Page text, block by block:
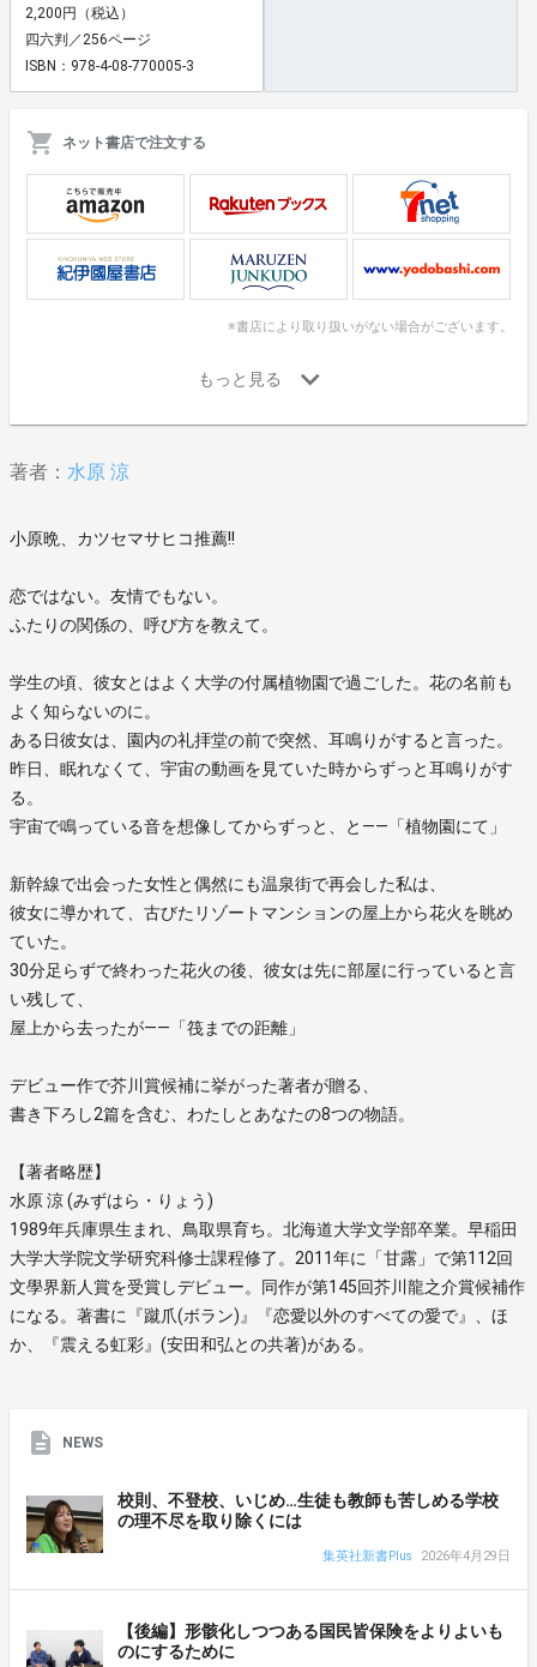
2,200円（税込）
四六判／256ページ
ISBN：978-4-08-770005-3
ネット書店で注文する
※書店により取り扱いがない場合がございます。
著者： 水原 涼
小原晩、カツセマサヒコ推薦!!
恋ではない。友情でもない。
ふたりの関係の、呼び方を教えて。
学生の頃、彼女とはよく大学の付属植物園で過ごした。花の名前も
よく知らないのに。
ある日彼女は、園内の礼拝堂の前で突然、耳鳴りがすると言った。
昨日、眠れなくて、宇宙の動画を見ていた時からずっと耳鳴りがす
る。
宇宙で鳴っている音を想像してからずっと、と――「植物園にて」
新幹線で出会った女性と偶然にも温泉街で再会した私は、
彼女に導かれて、古びたリゾートマンションの屋上から花火を眺め
ていた。
30分足らずで終わった花火の後、彼女は先に部屋に行っていると言
い残して、
屋上から去ったが――「筏までの距離」
デビュー作で芥川賞候補に挙がった著者が贈る、
書き下ろし2篇を含む、わたしとあなたの8つの物語。
【著者略歴】
水原 涼 (みずはら・りょう)
1989年兵庫県生まれ、鳥取県育ち。北海道大学文学部卒業。早稲田
大学大学院文学研究科修士課程修了。2011年に「甘露」で第112回
文學界新人賞を受賞しデビュー。同作が第145回芥川龍之介賞候補作
になる。著書に『蹴爪(ボラン)』『恋愛以外のすべての愛で』、ほ
か、『震える虹彩』(安田和弘との共著)がある。
NEWS
校則、不登校、いじめ…生徒も教師も苦しめる学校
の理不尽を取り除くには
集英社新書Plus 2026年4月29日
【後編】形骸化しつつある国民皆保険をよりよいも
のにするために